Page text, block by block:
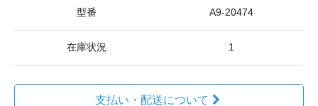
型番 A9-20474
在庫状況 1
支払い・配送について